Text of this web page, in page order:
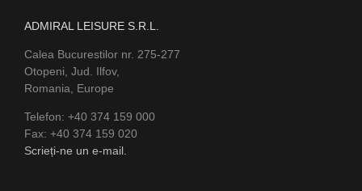
ADMIRAL LEISURE S.R.L.
Calea Bucurestilor nr. 275-277
Otopeni, Jud. Ilfov,
Romania, Europe
Telefon: +40 374 159 000
Fax: +40 374 159 020
Scrieți-ne un e-mail.